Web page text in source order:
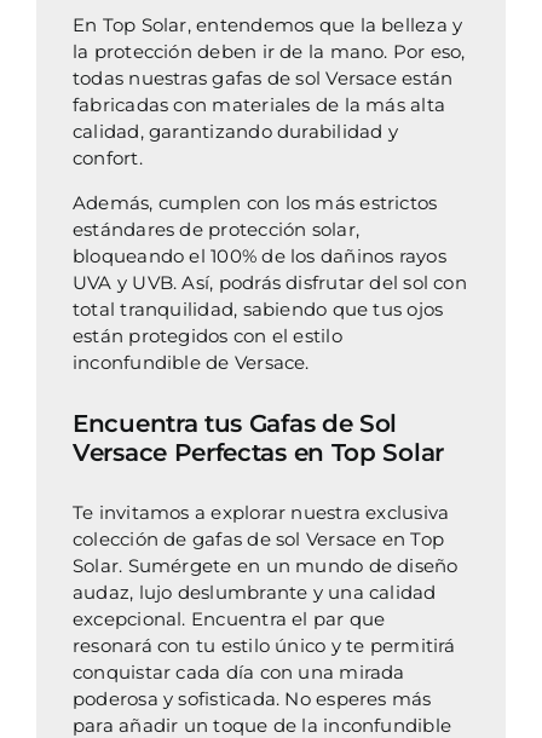
En Top Solar, entendemos que la belleza y
la protección deben ir de la mano. Por eso,
todas nuestras gafas de sol Versace están
fabricadas con materiales de la más alta
calidad, garantizando durabilidad y
confort.
Además, cumplen con los más estrictos
estándares de protección solar,
bloqueando el 100% de los dañinos rayos
UVA y UVB. Así, podrás disfrutar del sol con
total tranquilidad, sabiendo que tus ojos
están protegidos con el estilo
inconfundible de Versace.
Encuentra tus Gafas de Sol
Versace Perfectas en Top Solar
Te invitamos a explorar nuestra exclusiva
colección de gafas de sol Versace en Top
Solar. Sumérgete en un mundo de diseño
audaz, lujo deslumbrante y una calidad
excepcional. Encuentra el par que
resonará con tu estilo único y te permitirá
conquistar cada día con una mirada
poderosa y sofisticada. No esperes más
para añadir un toque de la inconfundible